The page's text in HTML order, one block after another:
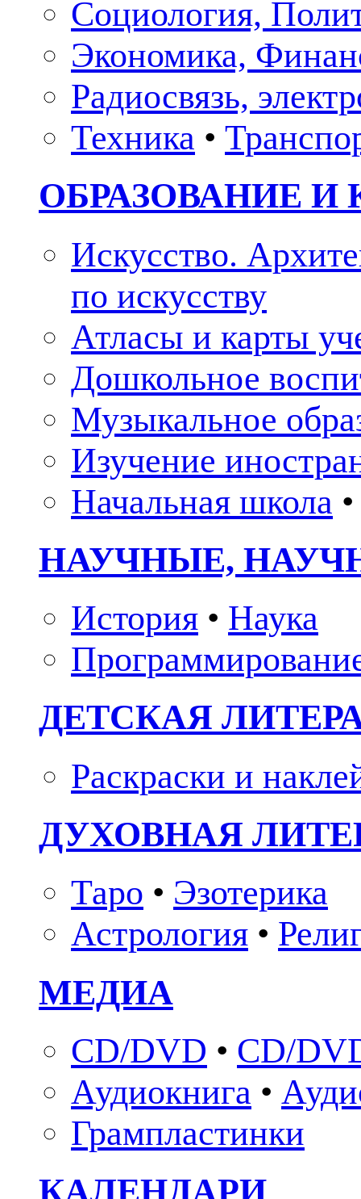
Социология,
Экономика,
Радиосвязь,
Техника •
ОБРАЗОВАНИЕ И
Искусство.
по искусству
Атласы и карты
Дошкольное
Музыкальное
Изучение
Начальная школа •
НАУЧНЫЕ,
История • Наука
ДЕТСКАЯ
Раскраски и
ДУХОВНАЯ
Таро • Эзотерика
Астрология •
МЕДИА
CD/DVD • CD/
Аудиокнига •
Грампластинки